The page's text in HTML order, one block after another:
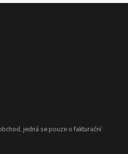
jedná se pouze o fakturační